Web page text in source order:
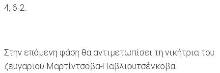
4, 6-2.
Στην επόμενη φάση θα αντιμετωπίσει τη νικήτρια του
ζευγαριού Μαρτίντσοβα-Παβλιουτσένκοβα.